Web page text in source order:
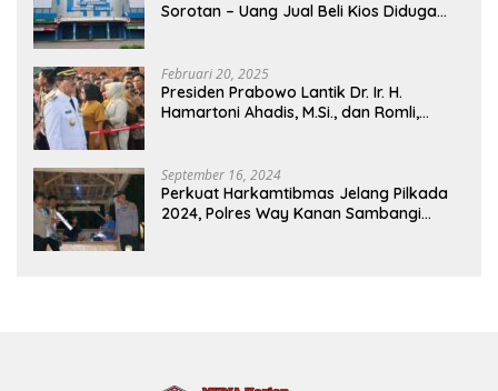
Sorotan – Uang Jual Beli Kios Diduga
Februari 20, 2025
Presiden Prabowo Lantik Dr. Ir. H.
Hamartoni Ahadis, M.Si., dan Romli,
2025-2030 Di Istana Negara
September 16, 2024
Perkuat Harkamtibmas Jelang Pilkada
2024, Polres Way Kanan Sambangi